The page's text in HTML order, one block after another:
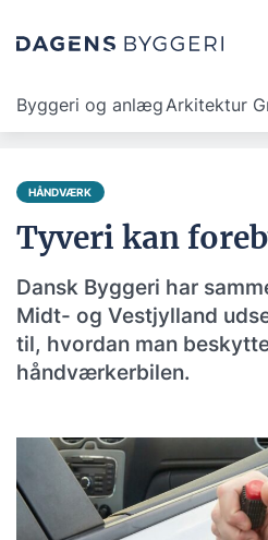
Byggeri og anlægArkitektur
HÅNDVÆRK
Tyveri kan
Dansk Byggeri har
Midt- og Vestjylland
til, hvordan man
håndværkerbilen.